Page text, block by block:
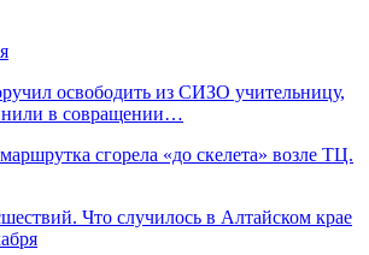
освободить из СИЗО учительницу,
в совращении…
сгорела «до скелета» возле ТЦ.
Что случилось в Алтайском крае